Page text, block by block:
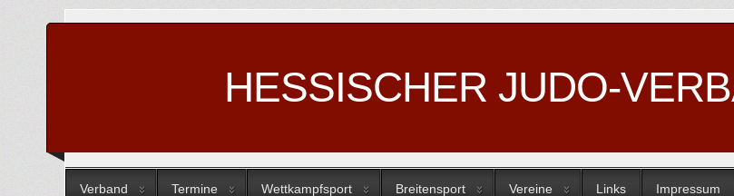
HESSISCHER JUDO-
Verband Termine Wettkampfsport Breitensport Vereine Links Impressum